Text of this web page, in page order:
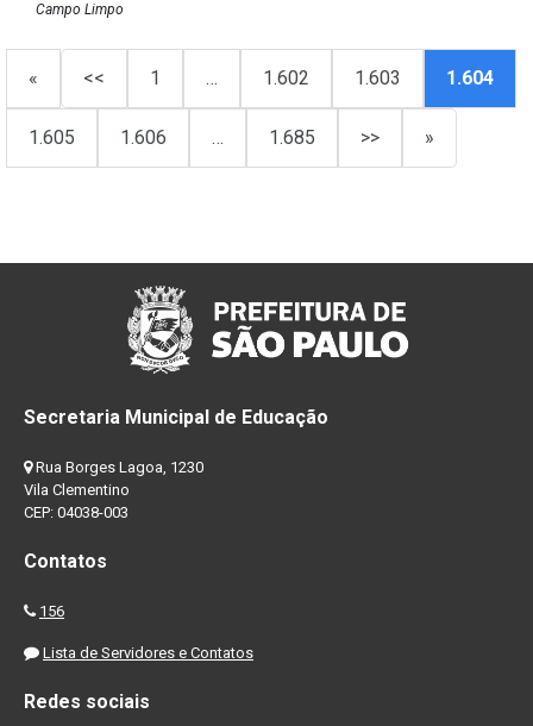
Campo Limpo
« << 1 … 1.602 1.603 1.604
1.605 1.606 … 1.685 >> »
Secretaria Municipal de Educação
Rua Borges Lagoa, 1230
Vila Clementino
CEP: 04038-003
Contatos
156
Lista de Servidores e Contatos
Redes sociais